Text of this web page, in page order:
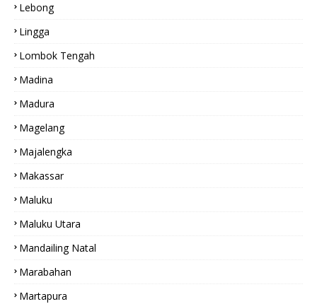
Lebong
Lingga
Lombok Tengah
Madina
Madura
Magelang
Majalengka
Makassar
Maluku
Maluku Utara
Mandailing Natal
Marabahan
Martapura